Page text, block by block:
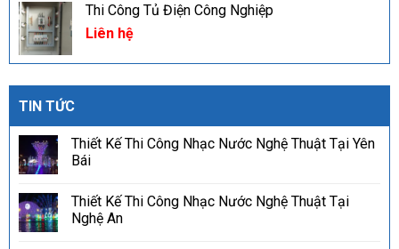
Thi Công Tủ Điện Công Nghiệp
Liên hệ
TIN TỨC
Thiết Kế Thi Công Nhạc Nước Nghệ Thuật Tại Yên
Bái
Thiết Kế Thi Công Nhạc Nước Nghệ Thuật Tại
Nghệ An